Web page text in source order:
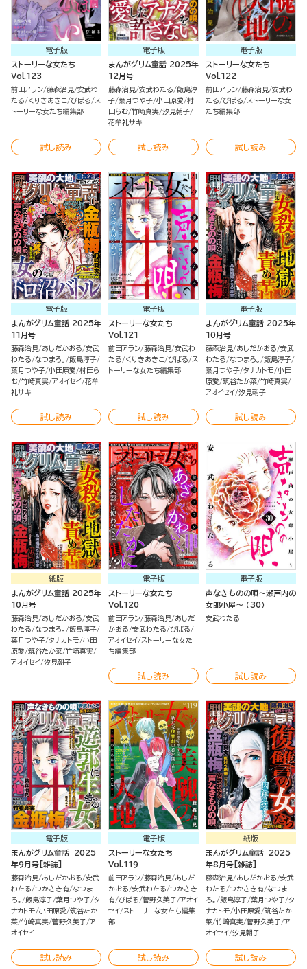
電子版
ストーリーな女たち
Vol.123
前田アラン 藤森治見 安武わ
たる
くりきあきこ びばる
ス
トーリーな女たち編集部
試し読み
電子版
まんがグリム童話 2025年
12月号
藤森治見 安武わたる 飯島淳
子 葉月つや子 小田原愛 村
田らむ 竹崎真実 汐見朝子
花牟礼サキ
試し読み
電子版
ストーリーな女たち
Vol.122
前田アラン 藤森治見 安武わ
たる びばる
ストーリーな女
たち編集部
試し読み
電子版
まんがグリム童話 2025年
11月号
藤森治見 あしだかおる 安武
わたる なつまろ。
飯島淳子
葉月つや子 小田原愛 村田ら
む 竹崎真実 アオイセイ 花牟
礼サキ
試し読み
電子版
ストーリーな女たち
Vol.121
前田アラン 藤森治見 安武わ
たる
くりきあきこ びばる
ス
トーリーな女たち編集部
試し読み
電子版
まんがグリム童話 2025年
10月号
藤森治見 あしだかおる 安武
わたる なつまろ。
飯島淳子
葉月つや子 タナカトモ 小田
原愛 筑谷たか菜 竹崎真実
アオイセイ 汐見朝子
試し読み
紙版
まんがグリム童話 2025年
10月号
藤森治見 あしだかおる 安武
わたる なつまろ。
飯島淳子
葉月つや子 タナカトモ 小田
原愛 筑谷たか菜 竹崎真実
アオイセイ 汐見朝子
電子版
ストーリーな女たち
Vol.120
前田アラン 藤森治見 あしだ
かおる 安武わたる びばる
アオイセイ ストーリーな女た
ち編集部
試し読み
電子版
声なきものの唄～瀬戸内の
女郎小屋～ （30）
安武わたる
試し読み
電子版
まんがグリム童話 2025
年9月号[雑誌]
藤森治見 あしだかおる 安武
わたる つかさき有 なつま
ろ。
飯島淳子 葉月つや子 タ
ナカトモ 小田原愛 筑谷たか
菜 竹崎真実 菅野久美子 ア
オイセイ
試し読み
電子版
ストーリーな女たち
Vol.119
前田アラン 藤森治見
あしだ
かおる 安武わたる つかさき
有 びばる 菅野久美子 アオイ
セイ ストーリーな女たち編集
部
試し読み
紙版
まんがグリム童話 2025
年8月号[雑誌]
藤森治見 あしだかおる 安武
わたる つかさき有 なつま
ろ。
飯島淳子 葉月つや子 タ
ナカトモ 小田原愛 筑谷たか
菜 竹崎真実 菅野久美子 ア
オイセイ 汐見朝子
試し読み